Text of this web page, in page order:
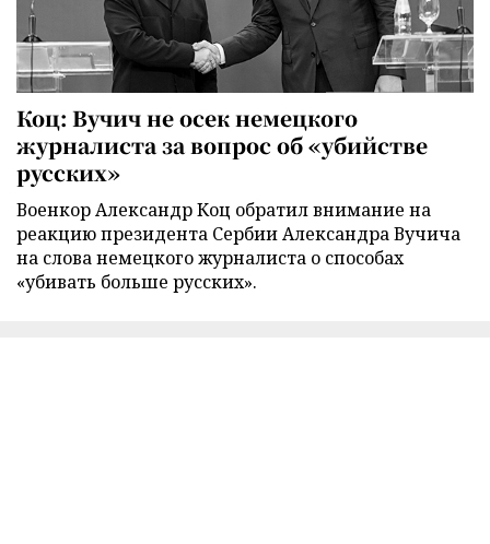
Коц: Вучич не осек немецкого
журналиста за вопрос об «убийстве
русских»
Военкор Александр Коц обратил внимание на
реакцию президента Сербии Александра Вучича
на слова немецкого журналиста о способах
«убивать больше русских».